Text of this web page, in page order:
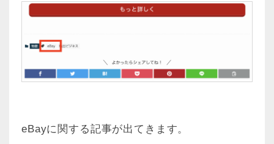
eBayに関する記事が出てきます。